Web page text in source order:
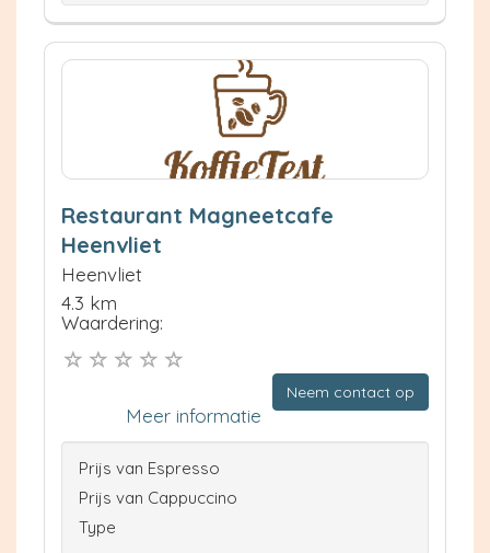
Restaurant Magneetcafe
Heenvliet
Heenvliet
4.3 km
Waardering:
Neem contact op
Meer informatie
Prijs van Espresso
Prijs van Cappuccino
Type